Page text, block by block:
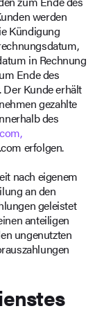
werden
Kündigung
in Rechnung
Ende des
Kunde erhält
gezahlte
des
erfolgen.
nach eigenem
an den
geleistet
anteiligen
ungenutzten